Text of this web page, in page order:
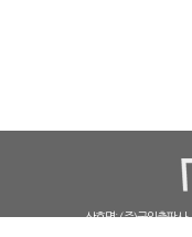
상호명: (주)국일출판사